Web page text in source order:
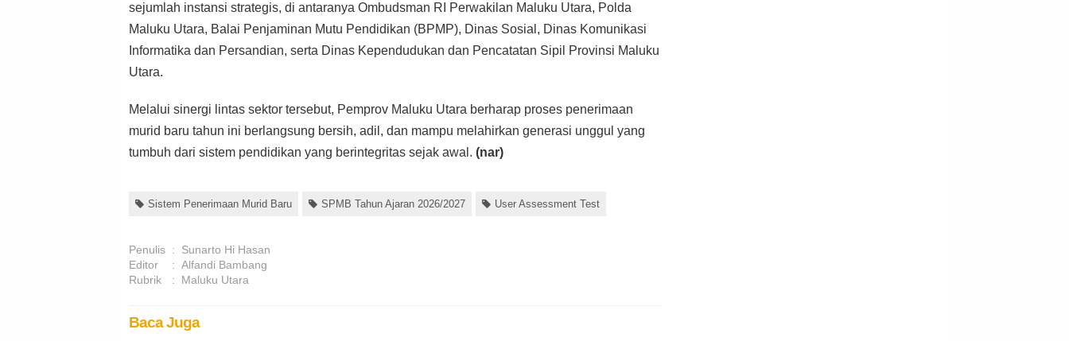
sejumlah instansi strategis, di antaranya Ombudsman RI Perwakilan Maluku Utara, Polda
Maluku Utara, Balai Penjaminan Mutu Pendidikan (BPMP), Dinas Sosial, Dinas Komunikasi
Informatika dan Persandian, serta Dinas Kependudukan dan Pencatatan Sipil Provinsi Maluku
Utara.
Melalui sinergi lintas sektor tersebut, Pemprov Maluku Utara berharap proses penerimaan
murid baru tahun ini berlangsung bersih, adil, dan mampu melahirkan generasi unggul yang
tumbuh dari sistem pendidikan yang berintegritas sejak awal. (nar)
Sistem Penerimaan Murid Baru SPMB Tahun Ajaran 2026/2027 User Assessment Test
Penulis :
Sunarto Hi Hasan
Editor
: Alfandi Bambang
Rubrik
: Maluku Utara
Baca Juga